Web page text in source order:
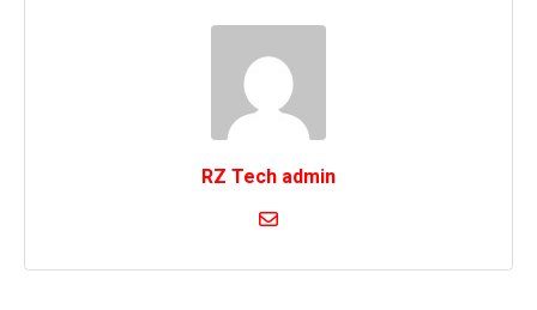
RZ Tech admin